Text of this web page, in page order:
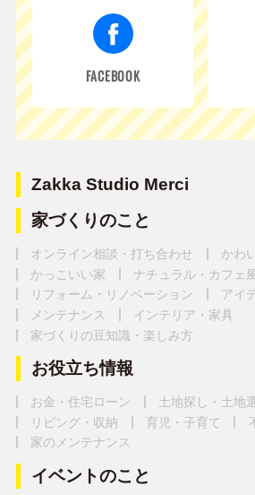
FACEBOOK
Zakka Studio Merci
家づくりのこと
オンライン相談・打ち合わせ
かわ
かっこいい家
ナチュラル・カフェ風
リフォーム・リノベーション
アイ
メンテナンス
インテリア・家具
家づくりの豆知識・楽しみ方
お役立ち情報
お金・住宅ローン
土地探し・土地
リビング・収納
育児・子育て
家のメンテナンス
イベントのこと